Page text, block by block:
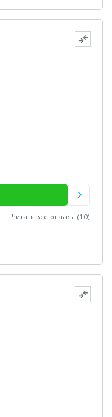
Читать все отзывы (10)